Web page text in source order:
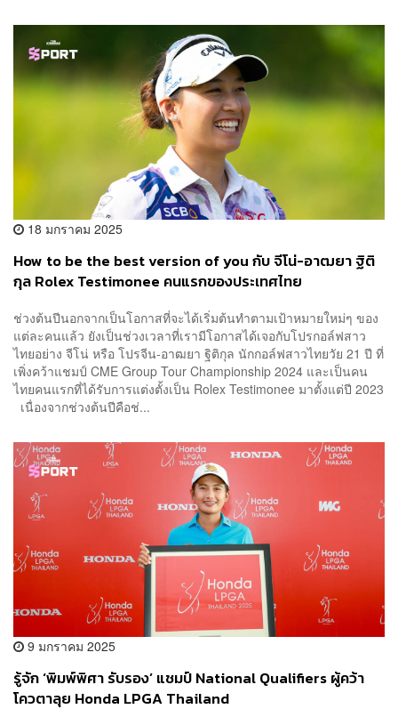
18 มกราคม 2025
How to be the best version of you กับ จีโน่-อาฒยา ฐิติ
กุล Rolex Testimonee คนแรกของประเทศไทย
ช่วงต้นปีนอกจากเป็นโอกาสที่จะได้เริ่มต้นทำตามเป้าหมายใหม่ๆ ของ
แต่ละคนแล้ว ยังเป็นช่วงเวลาที่เรามีโอกาสได้เจอกับโปรกอล์ฟสาว
ไทยอย่าง จีโน่ หรือ โปรจีน-อาฒยา ฐิติกุล นักกอล์ฟสาวไทยวัย 21 ปี ที่
เพิ่งคว้าแชมป์ CME Group Tour Championship 2024 และเป็นคน
ไทยคนแรกที่ได้รับการแต่งตั้งเป็น Rolex Testimonee มาตั้งแต่ปี 2023
เนื่องจากช่วงต้นปีคือช่...
9 มกราคม 2025
รู้จัก ‘พิมพ์พิศา รับรอง’ แชมป์ National Qualifiers ผู้คว้า
โควตาลุย Honda LPGA Thailand